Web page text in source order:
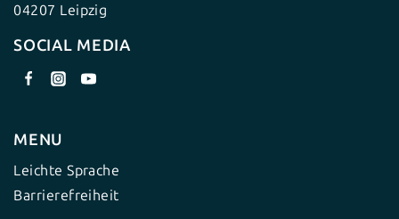
04207 Leipzig
SOCIAL MEDIA
MENU
Leichte Sprache
Barrierefreiheit